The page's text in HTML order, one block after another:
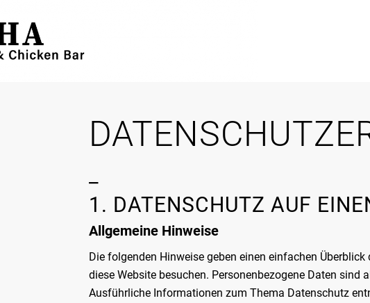
1. DATENSCHUTZ AUF
Allgemeine Hinweise
Die folgenden Hinweise geben einen einfachen
diese Website besuchen. Personenbezogene Daten
Ausführliche Informationen zum Thema Datenschutz